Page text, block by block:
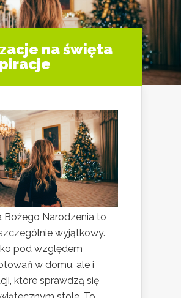
na święta
Bożego Narodzenia to
wyjątkowy.
pod względem
w domu, ale i
które sprawdzą się